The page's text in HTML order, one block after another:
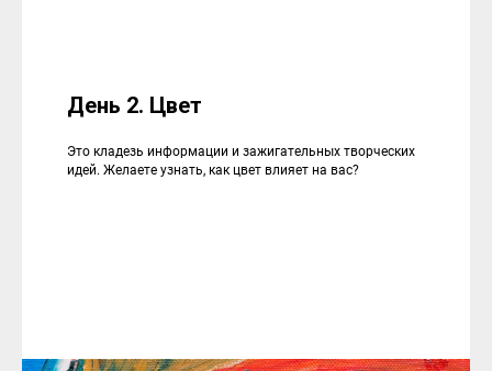
День 2. Цвет
Это кладезь информации и зажигательных творческих
идей. Желаете узнать, как цвет влияет на вас?